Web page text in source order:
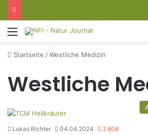
Menü
Startseite /Westliche Medizin
Westliche
Lukas Richter 04.04.2024 2.608